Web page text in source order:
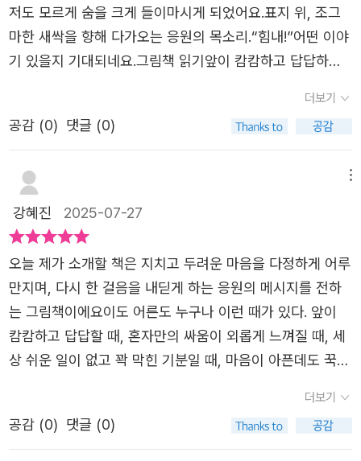
저도 모르게 숨을 크게 들이마시게 되었어요.표지 위, 조그
마한 새싹을 향해 다가오는 응원의 목소리.“힘내!”어떤 이야
기 있을지 기대되네요.그림책 읽기앞이 캄캄하고 답답하니?
단단한 껍데기를 부숴 봐.힘내라, 힘!따뜻하고 다정한 세상
이 널 환경할 거야.짹짹, 짹!꾹꾹 참지 마. 마음이 아플 때는
란 하늘이 보일 거야.그림책을 읽고“힘내라, 힘.”이건 누군가
가 건네는 위로이기도 하지만, 결국은 내가 나에게 보내는
다짐 같기도 했지요. 장면 속 주인공들이 어둠 속에서 아주
천천히, 아주 조심스럽게 힘을 내고, 용기를 내는 모습은 지
금의 나, 그리고 누군가의 하루하루와 겹쳐졌어요.청색의 배
경은 말할 수 없는 무력감처럼 느껴졌고, 그 위에 새겨지는
한 줄 한 줄의 응원은 작고도 단단한 숨이 되어 저를 일으켜
세워주는 것 같았지요.“너의 속도대로 달리면 돼.”이 말 한마
졌어요. 나의 속도, 나의 마음을 인정받는 듯해 울컥했지
요.‘힘내라, 힘!’이라는 말이 이렇게 다정하고 느긋할 수 있다
니.지친 날엔 다시 꺼내 읽고 싶은, 그리고 누군가에게 살며
더보기
공감 (0) 댓글 (0)
강혜진 2025-07-27
오늘 제가 소개할 책은 지치고 두려운 마음을 다정하게 어루
만지며, 다시 한 걸음을 내딛게 하는 응원의 메시지를 전하
는 그림책이에요이도 어른도 누구나 이런 때가 있다. 앞이
캄캄하고 답답할 때, 혼자만의 싸움이 외롭게 느껴질 때, 세
상 쉬운 일이 없고 꽉 막힌 기분일 때, 마음이 아픈데도 꾹꾹
속에 작은 ‘힘’을 품고 있죠그럴 때 내 안의 작은 힘이 조용히
속삭입니다 “조금 더, 조금만 더 — 힘내라, 힘!”, '괜찮아. 넌
더보기
공감 (0) 댓글 (0)